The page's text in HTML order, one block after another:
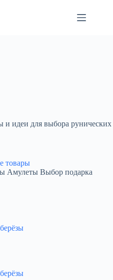
и идеи для выбора рунических
товары
Амулеты Выбор подарка